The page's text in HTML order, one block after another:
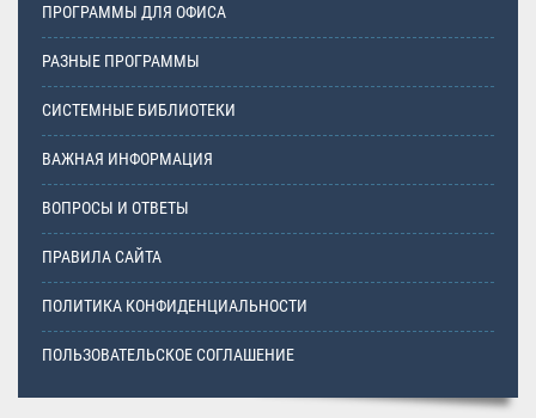
ПРОГРАММЫ ДЛЯ ОФИСА
РАЗНЫЕ ПРОГРАММЫ
СИСТЕМНЫЕ БИБЛИОТЕКИ
ВАЖНАЯ ИНФОРМАЦИЯ
ВОПРОСЫ И ОТВЕТЫ
ПРАВИЛА САЙТА
ПОЛИТИКА КОНФИДЕНЦИАЛЬНОСТИ
ПОЛЬЗОВАТЕЛЬСКОЕ СОГЛАШЕНИЕ